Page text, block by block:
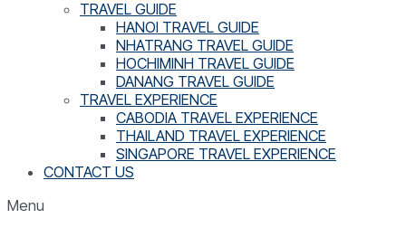
TRAVEL GUIDE
HANOI TRAVEL GUIDE
NHATRANG TRAVEL GUIDE
HOCHIMINH TRAVEL GUIDE
DANANG TRAVEL GUIDE
TRAVEL EXPERIENCE
CABODIA TRAVEL EXPERIENCE
THAILAND TRAVEL EXPERIENCE
SINGAPORE TRAVEL EXPERIENCE
CONTACT US
Menu